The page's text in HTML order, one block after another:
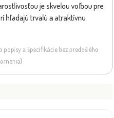
je skvelou voľbou pre
hľadajú trvalú a atraktívnu
a špecifikácie bez predošlého